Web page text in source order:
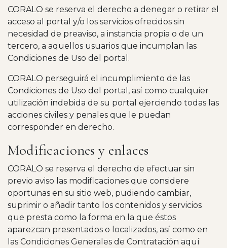
CORALO se reserva el derecho a denegar o retirar el
acceso al portal y/o los servicios ofrecidos sin
necesidad de preaviso, a instancia propia o de un
tercero, a aquellos usuarios que incumplan las
Condiciones de Uso del portal.
CORALO perseguirá el incumplimiento de las
Condiciones de Uso del portal, así como cualquier
utilización indebida de su portal ejerciendo todas las
acciones civiles y penales que le puedan
corresponder en derecho.
Modificaciones y enlaces
CORALO se reserva el derecho de efectuar sin
previo aviso las modificaciones que considere
oportunas en su sitio web, pudiendo cambiar,
suprimir o añadir tanto los contenidos y servicios
que presta como la forma en la que éstos
aparezcan presentados o localizados, así como en
las Condiciones Generales de Contratación aquí